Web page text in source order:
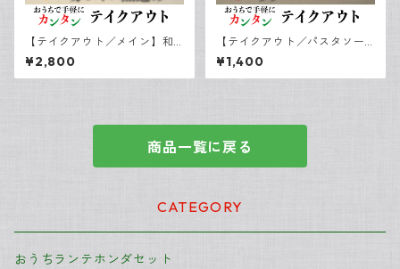
【テイクアウト／メイン】和
牛ホホ肉の赤ワイン煮込み
¥2,800
【テイクアウト／パスタソー
ス（麺無し）】ブラウンマッ
シュルームのラグー
¥1,400
商品一覧に戻る
CATEGORY
おうちランテホンダセット